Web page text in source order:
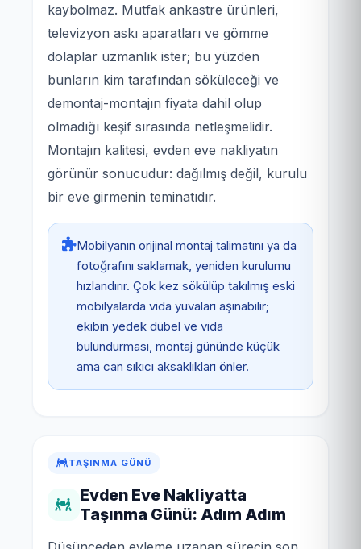
kaybolmaz. Mutfak ankastre ürünleri,
televizyon askı aparatları ve gömme
dolaplar uzmanlık ister; bu yüzden
bunların kim tarafından söküleceği ve
demontaj-montajın fiyata dahil olup
olmadığı keşif sırasında netleşmelidir.
Montajın kalitesi, evden eve nakliyatın
görünür sonucudur: dağılmış değil, kurulu
bir eve girmenin teminatıdır.
Mobilyanın orijinal montaj talimatını ya da
fotoğrafını saklamak, yeniden kurulumu
hızlandırır. Çok kez sökülüp takılmış eski
mobilyalarda vida yuvaları aşınabilir;
ekibin yedek dübel ve vida
bulundurması, montaj gününde küçük
ama can sıkıcı aksaklıkları önler.
TAŞINMA GÜNÜ
Evden Eve Nakliyatta
Taşınma Günü: Adım Adım